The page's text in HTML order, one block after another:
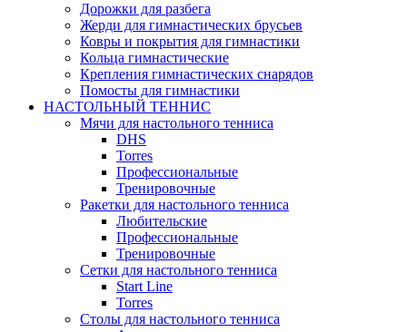
Дорожки для разбега
Жерди для гимнастических брусьев
Ковры и покрытия для гимнастики
Кольца гимнастические
Крепления гимнастических снарядов
Помосты для гимнастики
НАСТОЛЬНЫЙ ТЕННИС
Мячи для настольного тенниса
DHS
Torres
Профессиональные
Тренировочные
Ракетки для настольного тенниса
Любительские
Профессиональные
Тренировочные
Сетки для настольного тенниса
Start Line
Torres
Столы для настольного тенниса